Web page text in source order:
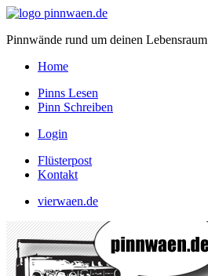
Pinnwände rund um deinen Lebensraum
Home
Pinns Lesen
Pinn Schreiben
Login
Flüsterpost
Kontakt
vierwaen.de